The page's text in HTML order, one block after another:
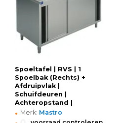
Spoeltafel | RVS | 1
Spoelbak (Rechts) +
Afdruipvlak |
Schuifdeuren |
Achteropstand |
Voorgemonteerd |
1000x600x850/950(h)mm
• Merk: Mastro